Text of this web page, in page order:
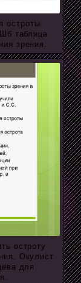
остроты
таблица
зрения.
остроту
Окулист
для